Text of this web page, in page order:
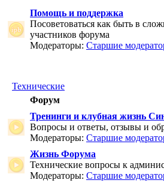
Помощь и поддержка
Посоветоваться как быть в
участников форума
Модераторы: Старшие
Технические
Форум
Тренинги и клубная жизнь
Вопросы и ответы, отзывы и
Модераторы: Старшие
Жизнь Форума
Технические вопросы к
Модераторы: Старшие